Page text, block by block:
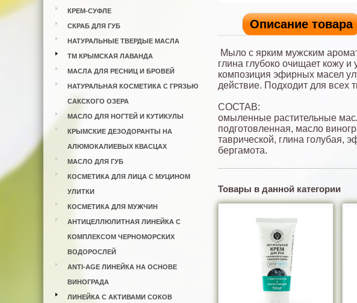
КРЕМ-СУФЛЕ
СКРАБ ДЛЯ ГУБ
НАТУРАЛЬНЫЕ ТВЕРДЫЕ МАСЛА
ТМ КРЫМСКАЯ ЛАВАНДА
МАСЛА ДЛЯ РЕСНИЦ И БРОВЕЙ
НАТУРАЛЬНАЯ КОСМЕТИКА С ГРЯЗЬЮ
САКСКОГО ОЗЕРА
МАСЛО ДЛЯ НОГТЕЙ И КУТИКУЛЫ
КРЫМСКИЕ ДЕЗОДОРАНТЫ НА
АЛЮМОКАЛИЕВЫХ КВАСЦАХ
МАСЛО ДЛЯ ГУБ
КОСМЕТИКА ДЛЯ ЛИЦА С МУЦИНОМ
УЛИТКИ
КОСМЕТИКА ДЛЯ МУЖЧИН
АНТИЦЕЛЛЮЛИТНАЯ ЛИНЕЙКА С
КОМПЛЕКСОМ ЧЕРНОМОРСКИХ
ВОДОРОСЛЕЙ
ANTI-AGE ЛИНЕЙКА НА ОСНОВЕ
ВИНОГРАДА
ЛИНЕЙКА С АКТИВАМИ СОКОВ
Описание товара
Мыло с ярким мужским
глина глубоко очищает кожу
композиция эфирных масел
действие. Подходит для всех
СОСТАВ:
омыленные растительные
подготовленная, масло
таврической, глина голубая,
бергамота.
Товары в данной категории